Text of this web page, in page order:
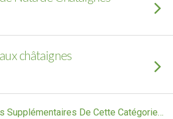
châtaignes
Supplémentaires De Cette Catégorie…